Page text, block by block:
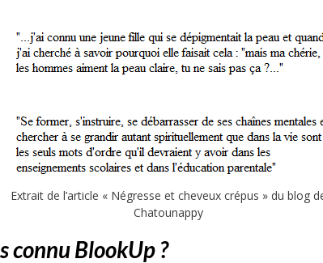
Extrait de l’article « Négresse et cheveux crépus » du blog
Chatounappy
connu BlookUp ?